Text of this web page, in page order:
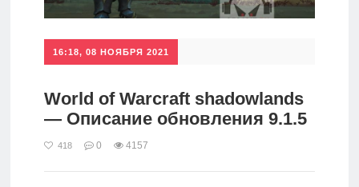
16:18, 08 НОЯБРЯ 2021
World of Warcraft shadowlands
— Описание обновления 9.1.5
418 0 4157